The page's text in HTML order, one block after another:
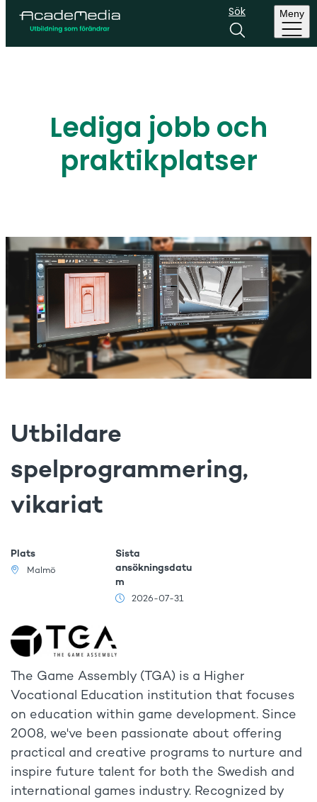
Sök Meny
Lediga jobb och
praktikplatser